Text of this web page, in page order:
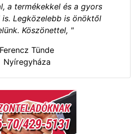
a termékekkel és a gyors
is. Legközelebb is önöktől
Köszönettel, "
Ferencz Tünde
Nyíregyháza